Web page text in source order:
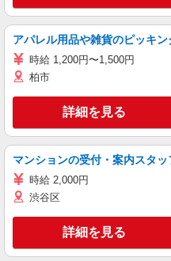
アパレル用品や雑貨のピッキン
時給 1,200円〜1,500円
柏市
詳細を見る
マンションの受付・案内スタッ
時給 2,000円
渋谷区
詳細を見る